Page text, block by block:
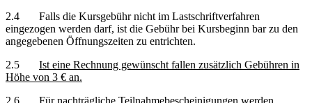
2.4 Falls die Kursgebühr nicht im Lastschriftverfahren
eingezogen werden darf, ist die Gebühr bei Kursbeginn bar zu den
angegebenen Öffnungszeiten zu entrichten.
2.5 Ist eine Rechnung gewünscht fallen zusätzlich Gebühren in
Höhe von 3 € an.